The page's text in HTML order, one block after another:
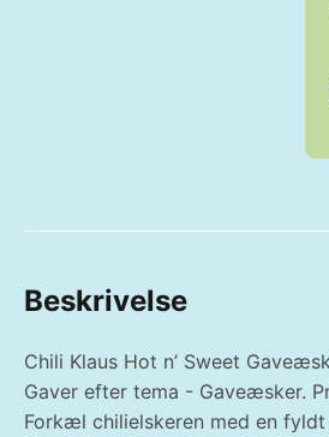
Beskrivelse
Chili Klaus Hot n’ Sweet
Gaver efter tema - Gaveæsker.
Forkæl chilielskeren med en